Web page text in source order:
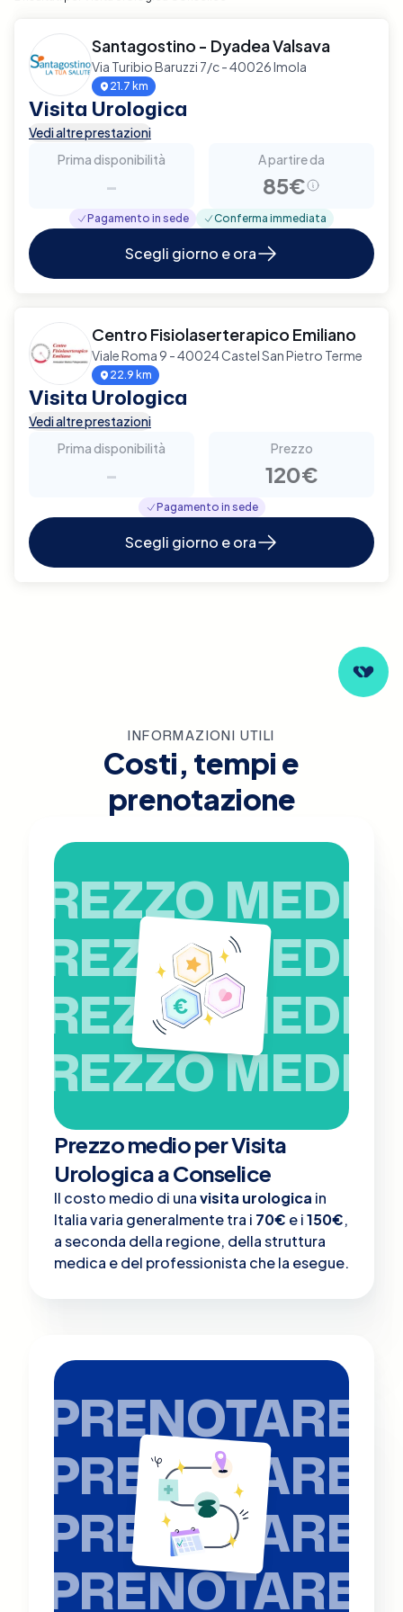
Santagostino - Dyadea Valsava
Via Turibio Baruzzi 7/c - 40026 Imola
21.7 km
Visita Urologica
Vedi altre prestazioni
Prima disponibilità
-
A partire da
85€
Pagamento in sede Conferma immediata
Scegli giorno e ora
Centro Fisiolaserterapico Emiliano
Viale Roma 9 - 40024 Castel San Pietro Terme
22.9 km
Visita Urologica
Vedi altre prestazioni
Prima disponibilità
-
Prezzo
120€
Pagamento in sede
Scegli giorno e ora
INFORMAZIONI UTILI
Costi, tempi e
prenotazione
PREZZO MEDIO
PREZZO MEDIO
PREZZO MEDIO
PREZZO MEDIO
Prezzo medio per Visita
Urologica a Conselice
Il costo medio di unavisita urologica in
Italia varia generalmente tra i 70€ e i150€,
a seconda della regione, della struttura
medica e del professionista che la esegue.
PRENOTARE
PRENOTARE
PRENOTARE
PRENOTARE